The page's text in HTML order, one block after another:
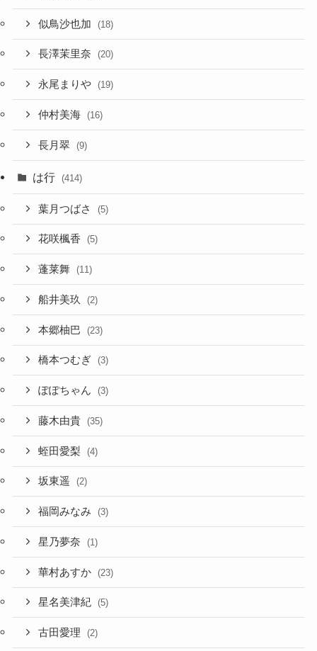
似鳥沙也加 (18)
長澤茉里奈 (20)
永尾まりや (19)
仲村美海 (16)
長月翠 (9)
は行 (414)
葉月つばさ (5)
花咲楓香 (5)
蓬莱舞 (11)
船井美玖 (2)
本郷柚巴 (23)
橋本つむぎ (3)
ぽぽちゃん (3)
藤木由貴 (35)
蛭田愛梨 (4)
坂東遥 (2)
福岡みなみ (3)
星乃夢奈 (1)
華村あすか (23)
星名美津紀 (5)
古田愛理 (2)